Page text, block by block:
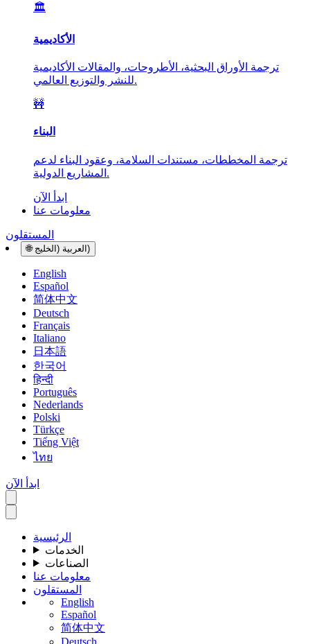
🏛️
الأكاديمية
ترجمة الأوراق البحثية، الأطروحات، والمقالات الأكاديمية
للنشر والتوزيع العالمي.
🚧
البناء
ترجمة المخططات، مستندات السلامة، وعقود البناء لدعم
المشاريع الدولية.
ابدأ الآن
معلومات عنا
المستقلون
🌐 العربية (الخليج)
English
Español
简体中文
Deutsch
Français
Italiano
日本語
한국어
हिन्दी
Português
Nederlands
Polski
Türkçe
Tiếng Việt
ไทย
ابدأ الآن
الرئيسية
الخدمات
الصناعات
معلومات عنا
المستقلون
English
Español
简体中文
Deutsch